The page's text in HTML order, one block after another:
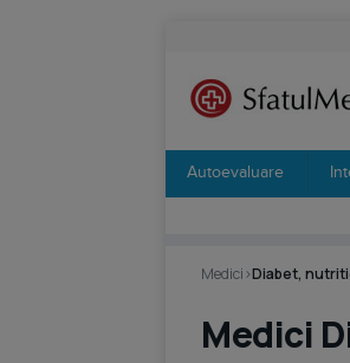
Autoevaluare
Medici›Diabet,
Medici